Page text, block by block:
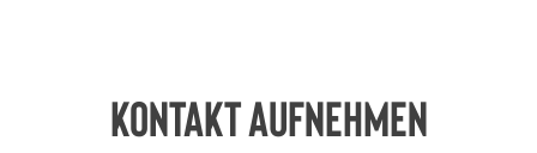
Kontakt aufnehmen